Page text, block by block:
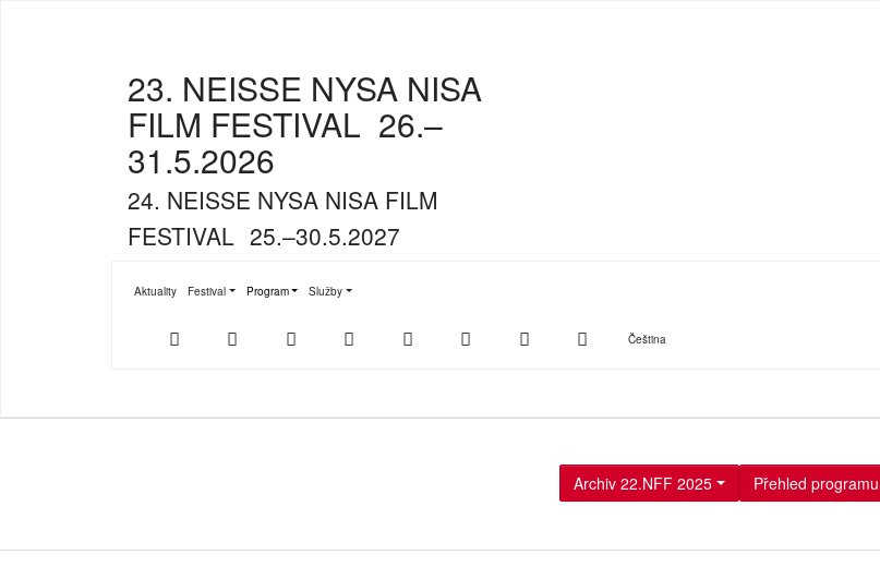
23. NEISSE NYSA NISA
FILM FESTIVAL 26.–
31.5.2026
24. NEISSE NYSA NISA FILM
FESTIVAL 25.–30.5.2027
Aktuality Festival
Submenu for "Festival"
Program
Submenu for "Program"
Služby
Submenu for "Služby"
Store
Play
Youtube Facebook Twitter Instagram SucheČeština
Archiv 22.NFF 2025 Přehled programu